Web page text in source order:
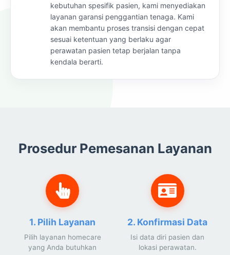
kebutuhan spesifik pasien, kami menyediakan
layanan garansi penggantian tenaga. Kami
akan membantu proses transisi dengan cepat
sesuai ketentuan yang berlaku agar
perawatan pasien tetap berjalan tanpa
kendala berarti.
Prosedur Pemesanan Layanan
1. Pilih Layanan
Pilih layanan homecare
yang Anda butuhkan
2. Konfirmasi Data
Isi data diri pasien dan
lokasi perawatan.